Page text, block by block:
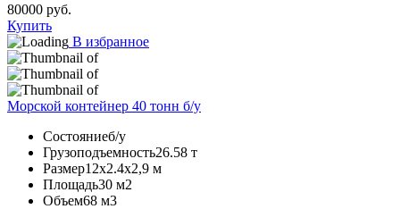
80000 руб.
Купить
В избранное
Морской контейнер 40 тонн б/у
Состояниеб/у
Грузоподъемность26.58 т
Размер12х2.4х2,9 м
Площадь30 м2
Объем68 м3